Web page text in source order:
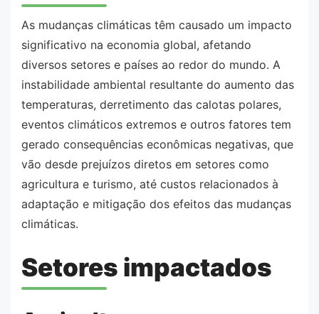
As mudanças climáticas têm causado um impacto
significativo na economia global, afetando
diversos setores e países ao redor do mundo. A
instabilidade ambiental resultante do aumento das
temperaturas, derretimento das calotas polares,
eventos climáticos extremos e outros fatores tem
gerado consequências econômicas negativas, que
vão desde prejuízos diretos em setores como
agricultura e turismo, até custos relacionados à
adaptação e mitigação dos efeitos das mudanças
climáticas.
Setores impactados